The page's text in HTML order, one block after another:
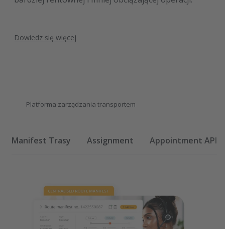
Dowiedz się więcej
Platforma zarządzania transportem
Manifest Trasy Assignment Appointment API